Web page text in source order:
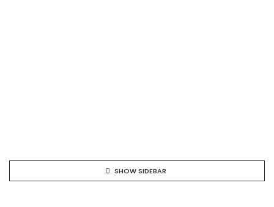
SHOW SIDEBAR